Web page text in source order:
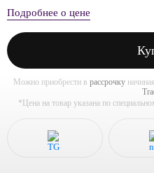
Подробнее о цене
Можно приобрести в рассрочку
*Цена на товар указана по